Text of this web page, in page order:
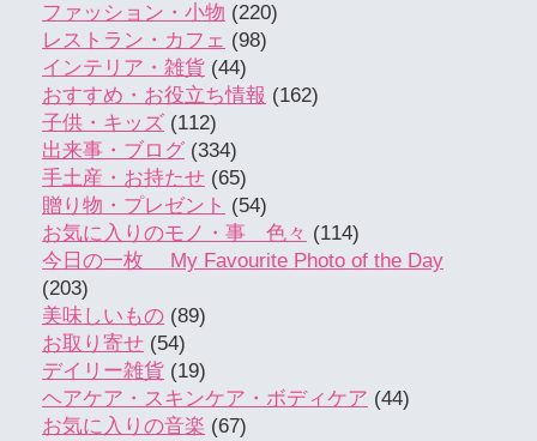
ファッション・小物 (220)
レストラン・カフェ (98)
インテリア・雑貨 (44)
おすすめ・お役立ち情報 (162)
子供・キッズ (112)
出来事・ブログ (334)
手土産・お持たせ (65)
贈り物・プレゼント (54)
お気に入りのモノ・事 色々 (114)
今日の一枚 My Favourite Photo of the Day
(203)
美味しいもの (89)
お取り寄せ (54)
デイリー雑貨 (19)
ヘアケア・スキンケア・ボディケア (44)
お気に入りの音楽 (67)